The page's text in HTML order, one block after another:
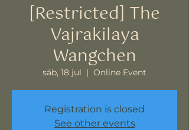
[Restricted] The
Vajrakilaya
Wangchen
sáb, 18 jul
  |
Online Event
Registration is closed
See other events